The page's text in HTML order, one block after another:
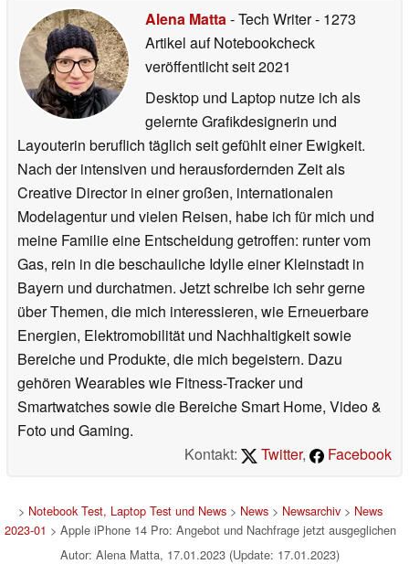
Alena Matta- Tech Writer- 1273
Artikel auf Notebookcheck
veröffentlichtseit 2021
Desktop und Laptop nutze ich als
gelernte Grafikdesignerin und
Layouterin beruflich täglich seit gefühlt einer Ewigkeit.
Nach der intensiven und herausfordernden Zeit als
Creative Director in einer großen, internationalen
Modelagentur und vielen Reisen, habe ich für mich und
meine Familie eine Entscheidung getroffen: runter vom
Gas, rein in die beschauliche Idylle einer Kleinstadt in
Bayern und durchatmen. Jetzt schreibe ich sehr gerne
über Themen, die mich interessieren, wie Erneuerbare
Energien, Elektromobilität und Nachhaltigkeit sowie
Bereiche und Produkte, die mich begeistern. Dazu
gehören Wearables wie Fitness-Tracker und
Smartwatches sowie die Bereiche Smart Home, Video &
Foto und Gaming.
Kontakt:
Twitter, Facebook
> Notebook Test, Laptop Test und News> News> Newsarchiv> News
2023-01 > Apple iPhone 14 Pro: Angebot und Nachfrage jetzt ausgeglichen
Autor: Alena Matta, 17.01.2023 (Update: 17.01.2023)